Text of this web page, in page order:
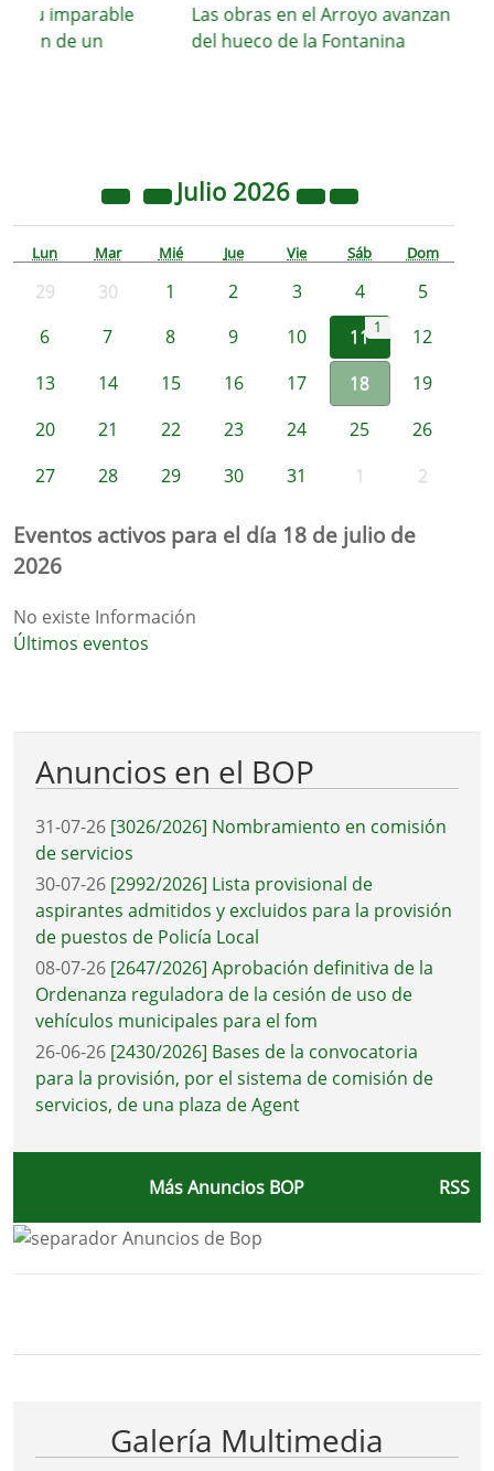
su imparable
de un
Las obras en el Arroyo avanzan con
del hueco de la Fontanina
Julio 2026
Lun Mar Mié Jue Vie Sáb Dom
29 30 1 2 3 4
5
6
7 8 9 10 11 1
12
13
14 15 16 17 18
19
20
21 22 23 24 25
26
27
28 29 30 31 1 2
Eventos activos para el día 18 de julio de
2026
No existe Información
Últimos eventos
Anuncios en el BOP
31-07-26 [3026/2026] Nombramiento en comisión
de servicios
30-07-26 [2992/2026] Lista provisional de
aspirantes admitidos y excluidos para la provisión
de puestos de Policía Local
08-07-26 [2647/2026] Aprobación definitiva de la
Ordenanza reguladora de la cesión de uso de
vehículos municipales para el fom
26-06-26 [2430/2026] Bases de la convocatoria
para la provisión, por el sistema de comisión de
servicios, de una plaza de Agent
Más Anuncios BOP RSS
Galería Multimedia